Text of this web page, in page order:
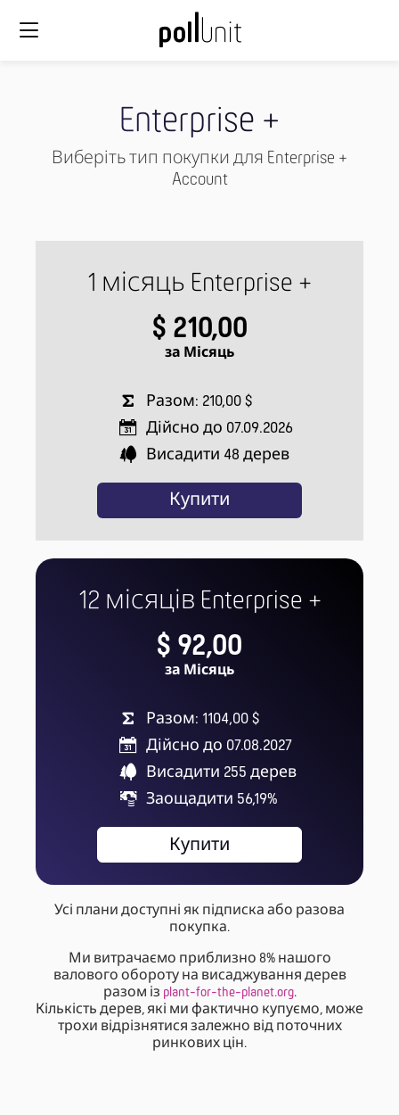
Enterprise +
Виберіть тип покупки для Enterprise +
Account
1 місяць Enterprise +
$ 210,00
за Місяць
Разом: 210,00 $
Дійсно до 07.09.2026
Висадити 48 дерев
Купити
12 місяців Enterprise +
$ 92,00
за Місяць
Разом: 1104,00 $
Дійсно до 07.08.2027
Висадити 255 дерев
Заощадити 56,19%
Купити
Усі плани доступні як підписка або разова
покупка.
Ми витрачаємо приблизно 8% нашого
валового обороту на висаджування дерев
разом із plant-for-the-planet.org.
Кількість дерев, які ми фактично купуємо, може
трохи відрізнятися залежно від поточних
ринкових цін.